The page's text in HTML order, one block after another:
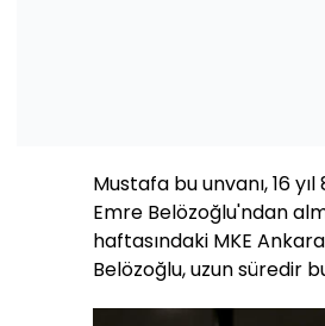
Mustafa bu unvanı, 16
Emre Belözoğlu'ndan
haftasındaki MKE
Belözoğlu, uzun süredir